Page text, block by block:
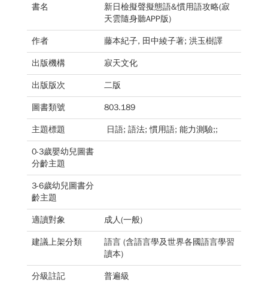
書名
新日檢擬聲擬態語&慣用語攻略(寂
天雲隨身聽APP版)
作者 藤本紀子, 田中綾子著; 洪玉樹譯
出版機構 寂天文化
出版版次 二版
圖書類號 803.189
主題標題 日語; 語法; 慣用語; 能力測驗;;
0-3歲嬰幼兒圖書
分齡主題
3-6歲幼兒圖書分
齡主題
適讀對象 成人(一般)
建議上架分類
語言 (含語言學及世界各國語言學習
讀本)
分級註記 普遍級